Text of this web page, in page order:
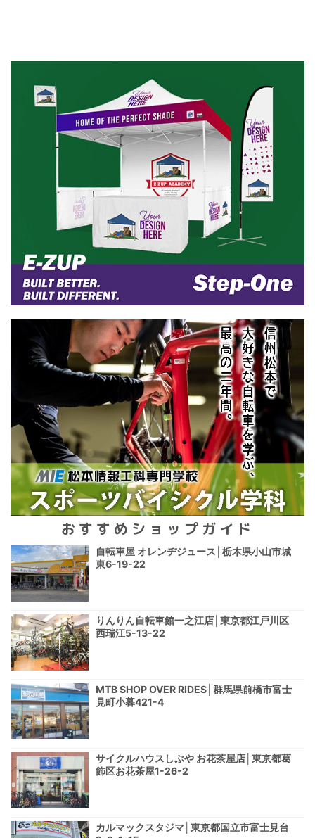
おすすめショップガイド
自転車屋 オレンヂジュース│栃木県小山市城
東6-19-22
りんりん自転車館一之江店│東京都江戸川区
西瑞江5-13-22
MTB SHOP OVER RIDES│群馬県前橋市富士
見町小暮421-4
サイクルハウスしぶや お花茶屋店│東京都葛
飾区お花茶屋1-26-2
カルマックスタジマ│東京都国立市富士見台